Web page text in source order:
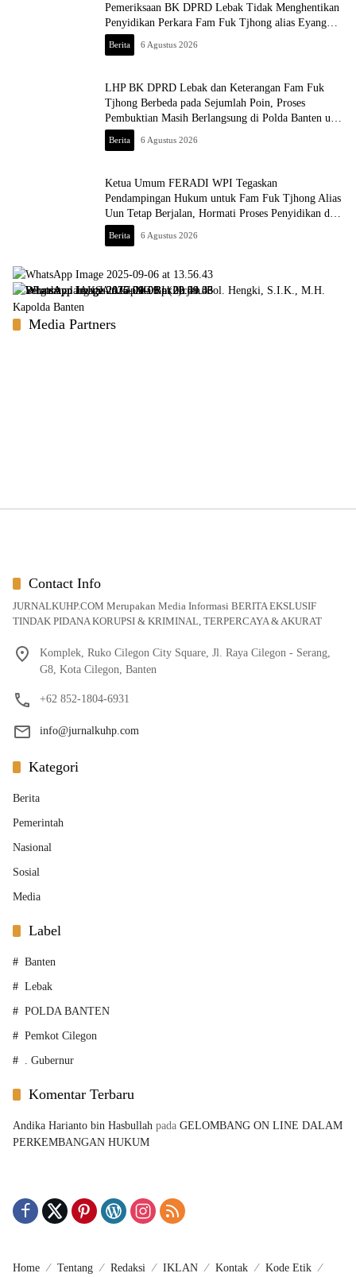
Pemeriksaan BK DPRD Lebak Tidak Menghentikan
Penyidikan Perkara Fam Fuk Tjhong alias Eyang
Uun
Berita 6 Agustus 2026
LHP BK DPRD Lebak dan Keterangan Fam Fuk
Tjhong Berbeda pada Sejumlah Poin, Proses
Pembuktian Masih Berlangsung di Polda Banten ujar
Revan FERADI WPI
Berita 6 Agustus 2026
Ketua Umum FERADI WPI Tegaskan
Pendampingan Hukum untuk Fam Fuk Tjhong Alias
Uun Tetap Berjalan, Hormati Proses Penyidikan dan
Hasil Pemeriksaan BK
Berita 6 Agustus 2026
Media Partners
Contact Info
JURNALKUHP.COM Merupakan Media Informasi BERITA EKSLUSIF
TINDAK PIDANA KORUPSI & KRIMINAL, TERPERCAYA & AKURAT
Komplek, Ruko Cilegon City Square, Jl. Raya Cilegon - Serang,
G8, Kota Cilegon, Banten
+62 852-1804-6931
info@jurnalkuhp.com
Kategori
Berita
Pemerintah
Nasional
Sosial
Media
Label
Banten
Lebak
POLDA BANTEN
Pemkot Cilegon
. Gubernur
Komentar Terbaru
Andika Harianto bin Hasbullah pada GELOMBANG ON LINE DALAM
PERKEMBANGAN HUKUM
Home Tentang Redaksi IKLAN Kontak Kode Etik